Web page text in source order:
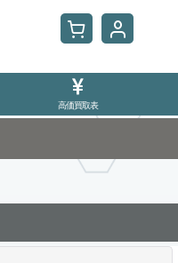
高価買取表